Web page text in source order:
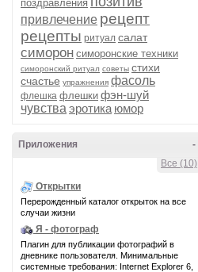
поздравления
привлечение рецепт
рецепты ритуал салат
симорон симоронские техники
симоронский ритуал советы стихи
счастье упражнения фасоль
флешка флешки фэн-шуй
чувства эротика юмор
-
Приложения
Все (10)
Открытки
Перерожденный каталог открыток на все
случаи жизни
Я - фотограф
Плагин для публикации фотографий в
дневнике пользователя. Минимальные
системные требования: Internet Explorer 6,